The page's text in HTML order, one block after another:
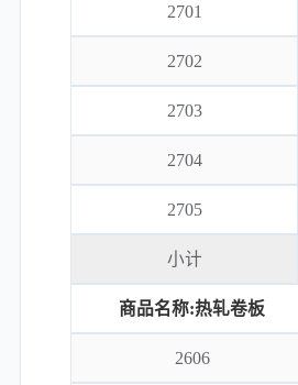
2701
2702
2703
2704
2705
小计
商品名称:热轧卷板
2606